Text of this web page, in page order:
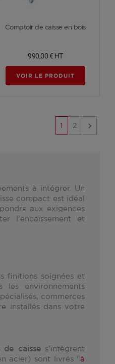
Voir plus
Comptoir de caisse en bois
990,00 € HT
VOIR LE PRODUIT
1 2 
à intégrer. Un
compact est idéal
aux exigences
l’encaissement et
finitions soignées et
les environnements
commerces
installés dans votre
de caisses’intègrent
acier) sont livrés "à